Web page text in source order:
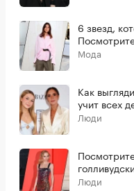
6 звезд,
Мода
Как
учит всех
Люди
Люди